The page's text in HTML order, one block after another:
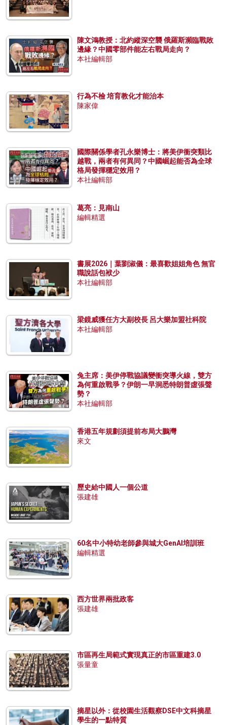
陳文鴻教授：北約縱深空襲 俄羅斯瀕臨戰敗
邊緣？中國零部件能左右戰局走向？
本社編輯部
行為不檢 培育教化才能治本
陳家偉
國際關係學者孔永樂博士：將美伊衝突類比
越戰，兩者有何異同？中國崛起能否為全球
格局發揮穩定效用？
本社編輯部
葛亮：見南山
編輯精選
書展2026｜葉劉淑儀：最喜歡姐姐角色 無官
職說話包袱少
本社編輯部
梁鏡威獲任方大副校長 呂大樂加盟社科院
本社編輯部
兔主席：美伊停戰協議變衝突導火線，雙方
為何重啟戰爭？伊朗一早洞悉特朗普虛張聲
勢？
本社編輯部
香港五年規劃須提前布局大鵬灣
來文
歷史給中國人一個公道
張建雄
60名中小特幼老師參與城大GenAI培訓班
編輯精選
西方世界兩批政客
張建雄
市區再生局範式實現真正的市區重建3.0
張量童
摘星以外：從校園生活觀察DSE中文科摘星
學生的一點特質